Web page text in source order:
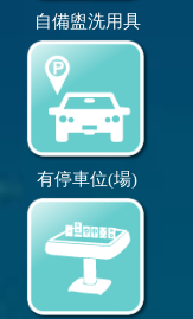
自備盥洗用具
有停車位(場)